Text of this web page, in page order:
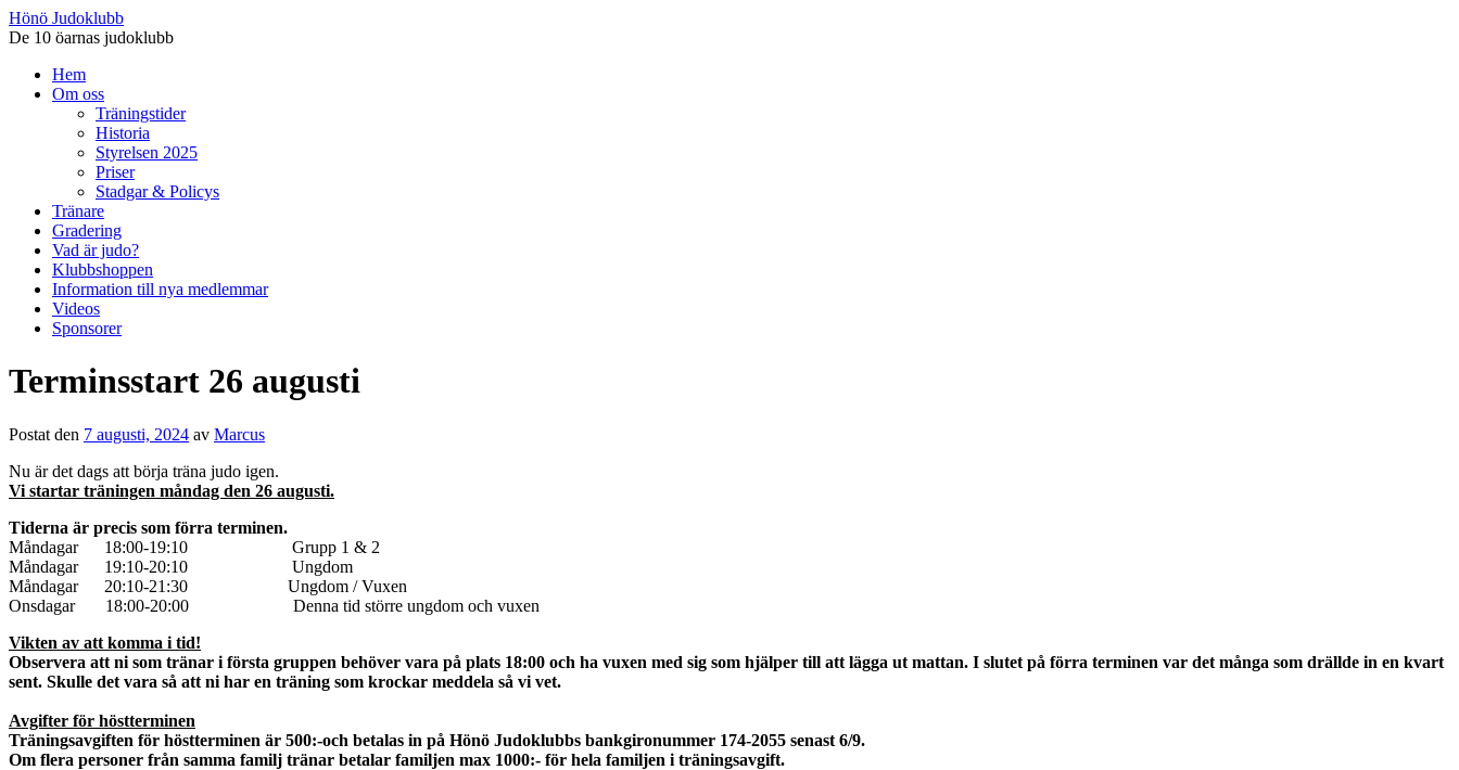
Hönö Judoklubb
De 10 öarnas judoklubb
Hem
Om oss
Träningstider
Historia
Styrelsen 2025
Priser
Stadgar & Policys
Tränare
Gradering
Vad är judo?
Klubbshoppen
Information till nya medlemmar
Videos
Sponsorer
Terminsstart 26 augusti
Postat den 7 augusti, 2024 av Marcus
Nu är det dags att börja träna judo igen.
Vi startar träningen måndag den 26 augusti.
Tiderna är precis som förra terminen.
Måndagar 18:00-19:10 Grupp 1 & 2
Måndagar 19:10-20:10 Ungdom
Måndagar 20:10-21:30 Ungdom / Vuxen
Onsdagar 18:00-20:00 Denna tid större ungdom och vuxen
Vikten av att komma i tid!
Observera att ni som tränar i första gruppen behöver vara på plats 18:00 och ha vuxen med sig som hjälper till att lägga ut mattan. I slutet på förra terminen var det många som drällde in en kvart
sent. Skulle det vara så att ni har en träning som krockar meddela så vi vet.
Avgifter för höstterminen
Träningsavgiften för höstterminen är 500:-och betalas in på Hönö Judoklubbs bankgironummer 174-2055 senast 6/9.
Om flera personer från samma familj tränar betalar familjen max 1000:- för hela familjen i träningsavgift.